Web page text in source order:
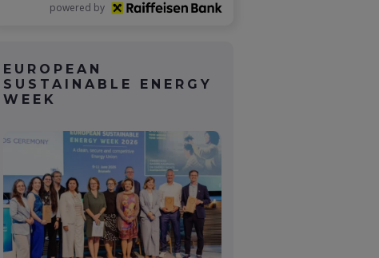
powered by
EUROPEAN
SUSTAINABLE ENERGY
WEEK